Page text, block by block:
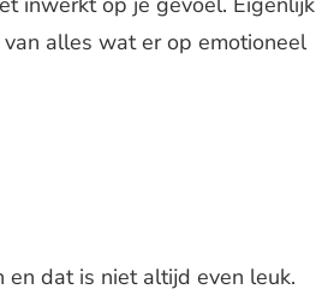
alles wat er op emotioneel
en dat is niet altijd even leuk.